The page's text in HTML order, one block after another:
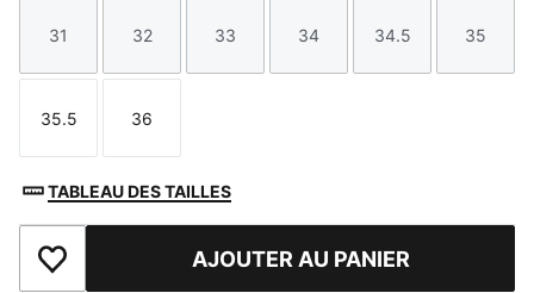
Taille
31
Taille
32
Taille
33
Taille
34
Taille
34.5
Taille
35
Taille
35.5
Taille
36
TABLEAU DES TAILLES
Ajouter aux favorisAJOUTER AU PANIER